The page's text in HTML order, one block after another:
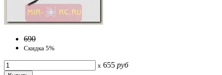
690
Скидка 5%
x 655 руб